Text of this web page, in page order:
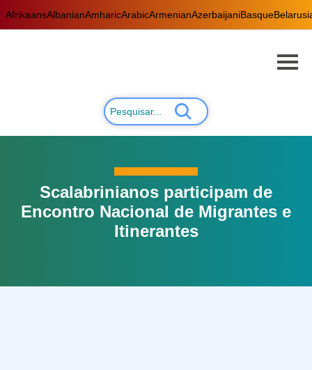
AfrikaansAlbanianAmharicArabicArmenianAzerbaijaniBasque
Scalabrinianos participam de
Encontro Nacional de Migrantes e
Itinerantes